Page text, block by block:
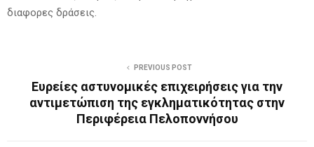
διαφορες δράσεις.
PREVIOUS POST
Ευρείες αστυνομικές επιχειρήσεις για την
αντιμετώπιση της εγκληματικότητας στην
Περιφέρεια Πελοποννήσου